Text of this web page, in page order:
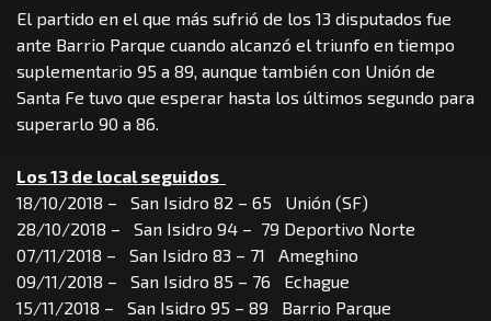
El partido en el que más sufrió de los 13 disputados fue
ante Barrio Parque cuando alcanzó el triunfo en tiempo
suplementario 95 a 89, aunque también con Unión de
Santa Fe tuvo que esperar hasta los últimos segundo para
superarlo 90 a 86.
Los 13 de local seguidos
18/10/2018 – San Isidro 82 – 65 Unión (SF)
28/10/2018 – San Isidro 94 – 79 Deportivo Norte
07/11/2018 – San Isidro 83 – 71 Ameghino
09/11/2018 – San Isidro 85 – 76 Echague
15/11/2018 – San Isidro 95 – 89 Barrio Parque